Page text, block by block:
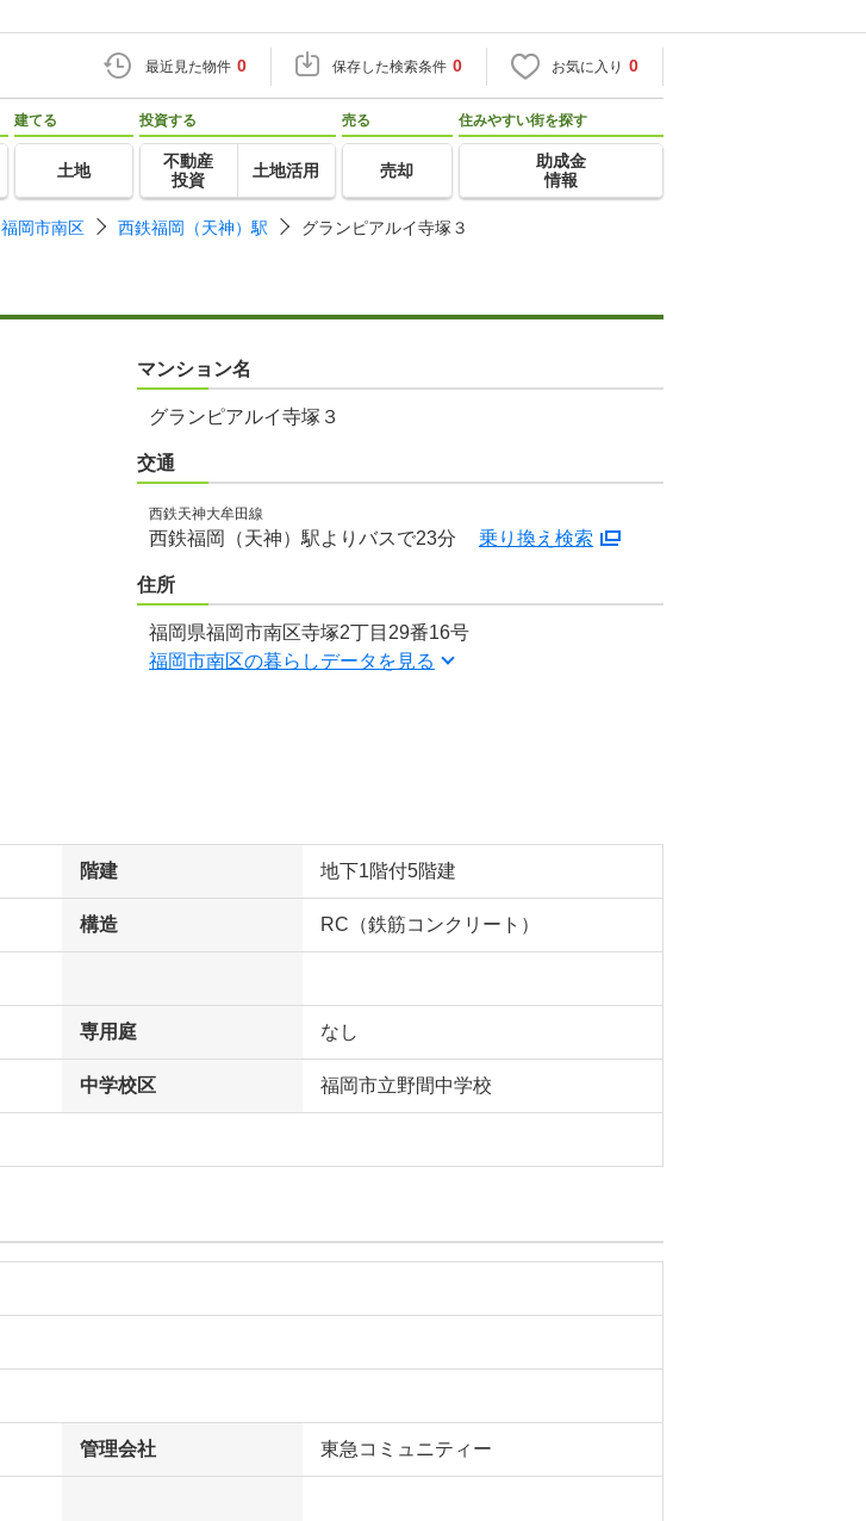
最近見た物件 0 保存した検索条件 0 お気に入り 0
建てる
土地
投資する
不動産
投資
土地活用
売る
売却
住みやすい街を探す
助成金
情報
福岡市南区 西鉄福岡（天神）駅 グランピアルイ寺塚３
マンション名
グランピアルイ寺塚３
交通
西鉄天神大牟田線
西鉄福岡（天神）駅よりバスで23分 乗り換え検索
住所
福岡県福岡市南区寺塚2丁目29番16号
福岡市南区の暮らしデータを見る
階建 地下1階付5階建
構造 RC（鉄筋コンクリート）
専用庭 なし
中学校区 福岡市立野間中学校
管理会社 東急コミュニティー